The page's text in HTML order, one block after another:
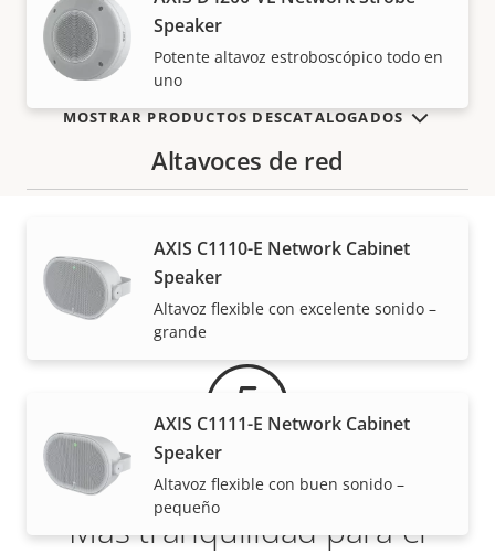
Speaker
Potente altavoz estroboscópico todo en
uno
Altavoces de red
AXIS C1110-E Network Cabinet
Speaker
Altavoz flexible con excelente sonido –
grande
AXIS C1111-E Network Cabinet
Speaker
Altavoz flexible con buen sonido –
pequeño
MOSTRAR PRODUCTOS DESCATALOGADOS
Garantía
Más tranquilidad para el